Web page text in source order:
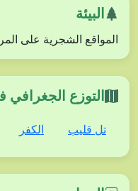
البيئة
المواقع الشجرية على
التوزع
تل قليب الكفر